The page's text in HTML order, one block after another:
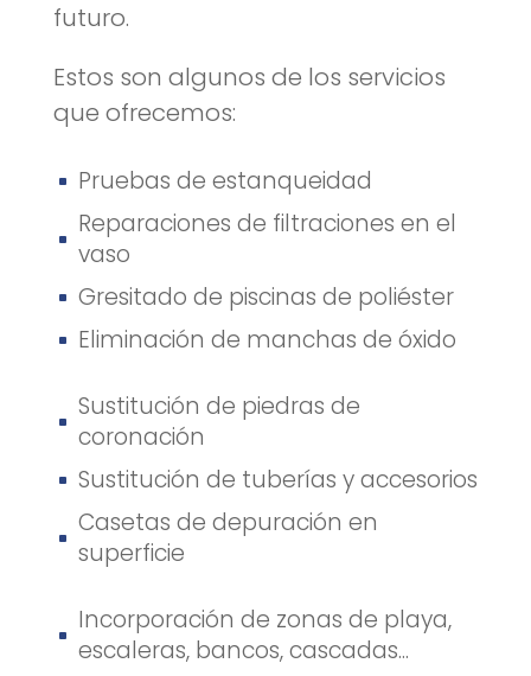
futuro.
Estos son algunos de los servicios
que ofrecemos:
^ Pruebas de estanqueidad
^
Reparaciones de filtraciones en el
vaso
^ Gresitado de piscinas de poliéster
^ Eliminación de manchas de óxido
^
Sustitución de piedras de
coronación
^ Sustitución de tuberías y accesorios
^
Casetas de depuración en
superficie
^
Incorporación de zonas de playa,
escaleras, bancos, cascadas...